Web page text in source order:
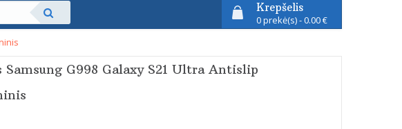
Krepšelis
0 prekė(s) - 0.00 €
Samsung G998 Galaxy S21 Ultra Antislip